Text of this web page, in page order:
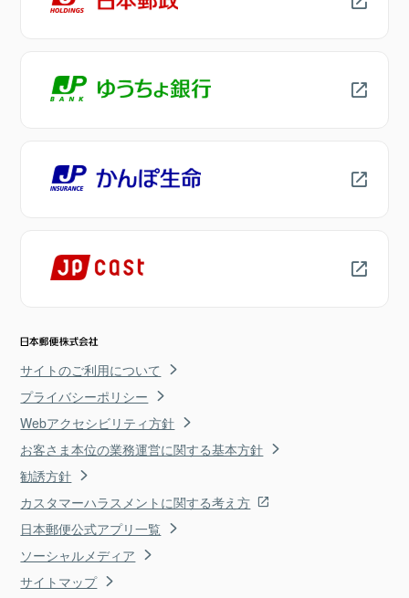
サイトのご利用について
プライバシーポリシー
Webアクセシビリティ方針
お客さま本位の業務運営に関する基本方針
勧誘方針
カスタマーハラスメントに関する考え方
日本郵便公式アプリ一覧
ソーシャルメディア
サイトマップ